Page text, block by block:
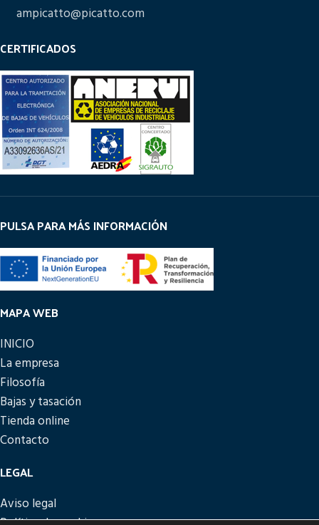
ampicatto@picatto.com
CERTIFICADOS
PULSA PARA MÁS INFORMACIÓN
MAPA WEB
INICIO
La empresa
Filosofía
Bajas y tasación
Tienda online
Contacto
LEGAL
Aviso legal